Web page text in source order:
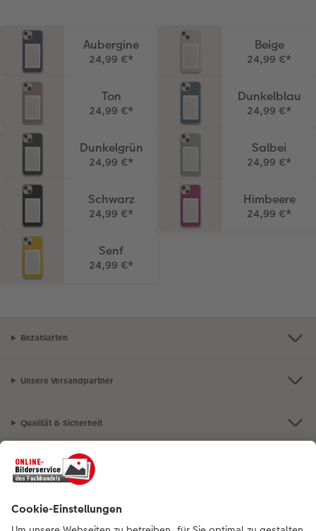
Aubergine
24,99 €*
Beige
24,99 €*
Ton
24,99 €*
Dunkelblau
24,99 €*
Dunkelgrün
24,99 €*
Salbei
24,99 €*
Schwarz
24,99 €*
Himbeere
24,99 €*
Senf
24,99 €*
Bezahlarten
Unsere Versandpartner
Qualität & Sicherheit
Nachhaltigkeit bei CEWE
Mein Fotoservice